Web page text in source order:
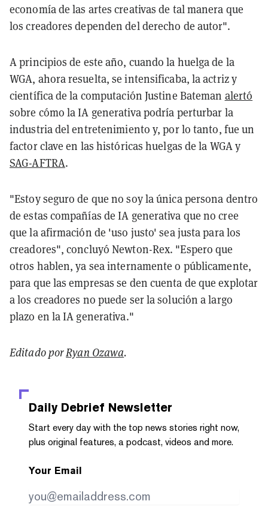
economía de las artes creativas de tal manera que
los creadores dependen del derecho de autor".
A principios de este año, cuando la huelga de la
WGA, ahora resuelta, se intensificaba, la actriz y
científica de la computación Justine Bateman alertó
sobre cómo la IA generativa podría perturbar la
industria del entretenimiento y, por lo tanto, fue un
factor clave en las históricas huelgas de la WGA y
SAG-AFTRA.
"Estoy seguro de que no soy la única persona dentro
de estas compañías de IA generativa que no cree
que la afirmación de 'uso justo' sea justa para los
creadores", concluyó Newton-Rex. "Espero que
otros hablen, ya sea internamente o públicamente,
para que las empresas se den cuenta de que explotar
a los creadores no puede ser la solución a largo
plazo en la IA generativa."
Editado porRyan Ozawa.
Daily Debrief Newsletter
Start every day with the top news stories right now,
plus original features, a podcast, videos and more.
Your Email